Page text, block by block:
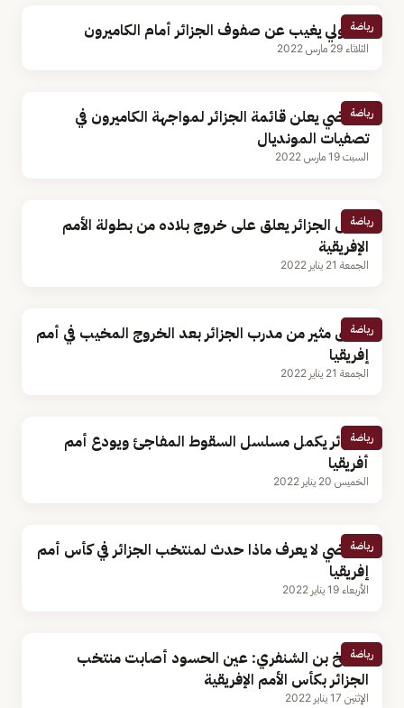
رياضة
فيجولي يغيب عن صفوف الجزائر أمام الكاميرون
الثلاثاء 29 مارس 2022
رياضة
بلماضي يعلن قائمة الجزائر لمواجهة الكاميرون في
تصفيات المونديال
السبت 19 مارس 2022
رياضة
رئيس الجزائر يعلق على خروج بلاده من بطولة الأمم
الإفريقية
الجمعة 21 يناير 2022
رياضة
تعليق مثير من مدرب الجزائر بعد الخروج المخيب في أمم
إفريقيا
الجمعة 21 يناير 2022
رياضة
الجزائر يكمل مسلسل السقوط المفاجئ ويودع أمم
أفريقيا
الخميس 20 يناير 2022
رياضة
بلماضي لا يعرف ماذا حدث لمنتخب الجزائر في كأس أمم
إفريقيا
الأربعاء 19 يناير 2022
رياضة
الشيخ بن الشنفري: عين الحسود أصابت منتخب
الجزائر بكأس الأمم الإفريقية
الإثنين 17 يناير 2022